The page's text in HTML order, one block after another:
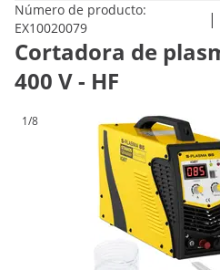
Número de producto:
EX10020079
|
Cortadora de
400 V - HF
1/8